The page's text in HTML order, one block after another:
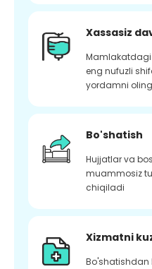
Xassasiz
Mamlakatdagi
eng nufuzli
yordamni oling
Bo'shatish
Hujjatlar va
muammosiz
chiqiladi
Xizmatni
Bo'shatishdan